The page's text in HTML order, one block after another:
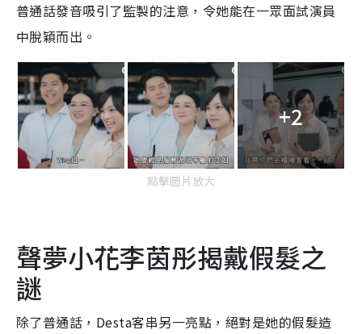
普通話發音吸引了監製的注意，令她能在一眾面試演員
中脫穎而出。
+2
點擊圖片放大
聲夢小花李茵彤揭戴假髮之
謎
除了普通話，Desta客串另一亮點，絕對是她的假髮造